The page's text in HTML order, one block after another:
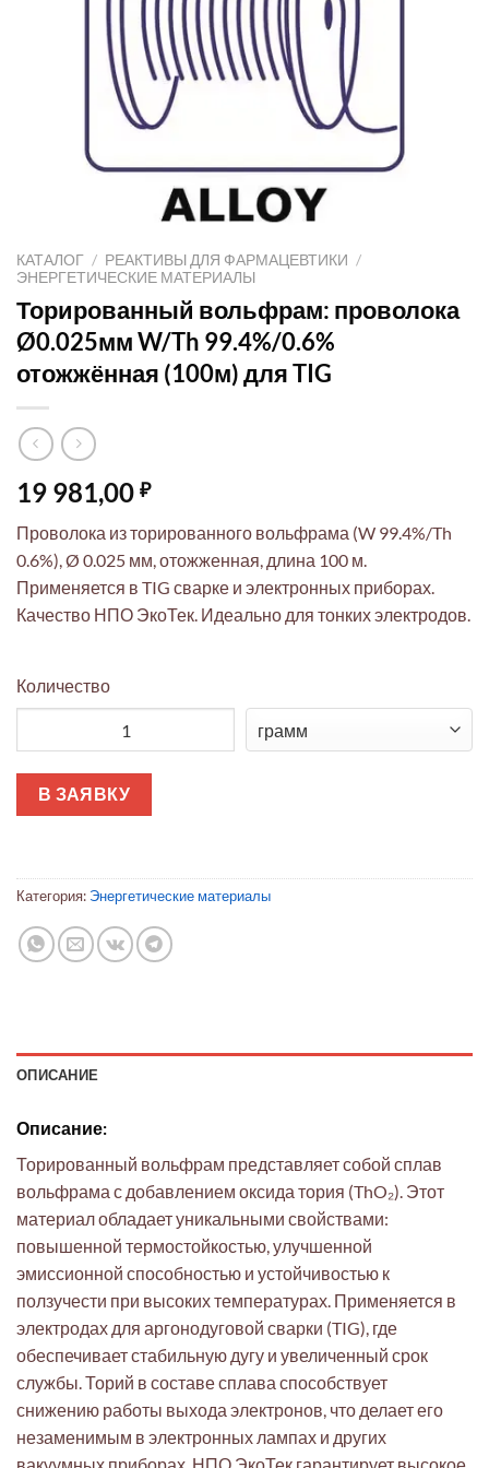
КАТАЛОГ / РЕАКТИВЫ ДЛЯ ФАРМАЦЕВТИКИ /
ЭНЕРГЕТИЧЕСКИЕ МАТЕРИАЛЫ
Торированный вольфрам: проволока
Ø0.025мм W/Th 99.4%/0.6%
отожжённая (100м) для TIG
19 981,00 ₽
Проволока из торированного вольфрама (W 99.4%/Th
0.6%), Ø 0.025 мм, отожженная, длина 100 м.
Применяется в TIG сварке и электронных приборах.
Качество НПО ЭкоТек. Идеально для тонких электродов.
Количество
В ЗАЯВКУ
Категория: Энергетические материалы
ОПИСАНИЕ
Описание:
Торированный вольфрам представляет собой сплав
вольфрама с добавлением оксида тория (ThO₂). Этот
материал обладает уникальными свойствами:
повышенной термостойкостью, улучшенной
эмиссионной способностью и устойчивостью к
ползучести при высоких температурах. Применяется в
электродах для аргонодуговой сварки (TIG), где
обеспечивает стабильную дугу и увеличенный срок
службы. Торий в составе сплава способствует
снижению работы выхода электронов, что делает его
незаменимым в электронных лампах и других